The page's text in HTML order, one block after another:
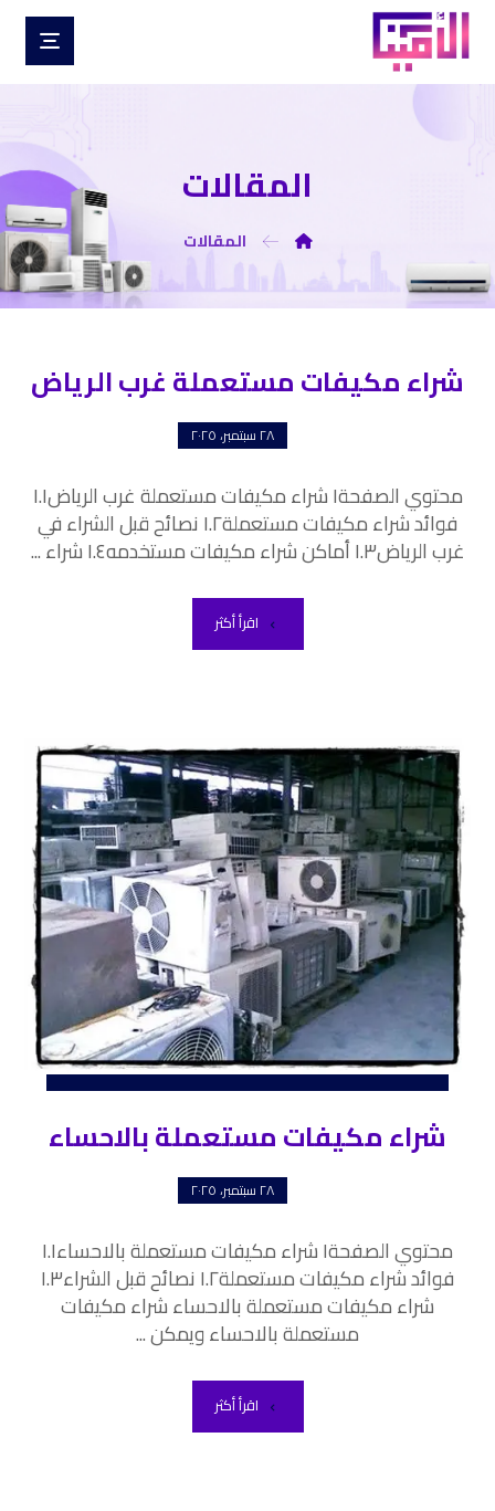
المقالات
المقالات
شراء مكيفات مستعملة غرب الرياض
٢٨ سبتمبر، ٢٠٢٥
محتوي الصفحة١ شراء مكيفات مستعملة غرب الرياض١.١
فوائد شراء مكيفات مستعملة١.٢ نصائح قبل الشراء في
غرب الرياض١.٣ أماكن شراء مكيفات مستخدمه١.٤ شراء ...
اقرأ أكثر
شراء مكيفات مستعملة بالاحساء
٢٨ سبتمبر، ٢٠٢٥
محتوي الصفحة١ شراء مكيفات مستعملة بالاحساء١.١
فوائد شراء مكيفات مستعملة١.٢ نصائح قبل الشراء١.٣
شراء مكيفات مستعملة بالاحساء شراء مكيفات
مستعملة بالاحساء ويمكن ...
اقرأ أكثر